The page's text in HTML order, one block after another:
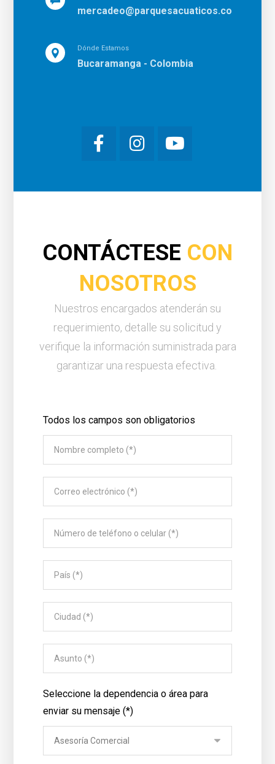
mercadeo@parquesacuaticos.co
Dónde Estamos
Bucaramanga - Colombia
CONTÁCTESE CON
NOSOTROS
Nuestros encargados atenderán su
requerimiento, detalle su solicitud y
verifique la información suministrada para
garantizar una respuesta efectiva.
Todos los campos son obligatorios
Seleccione la dependencia o área para
enviar su mensaje (*)